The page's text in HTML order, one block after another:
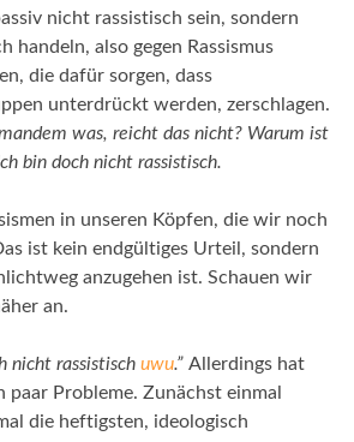
nicht rassistisch sein, sondern
handeln, also gegen Rassismus
die dafür sorgen, dass
unterdrückt werden, zerschlagen.
was, reicht das nicht? Warum ist
bin doch nicht rassistisch.
in unseren Köpfen, die wir noch
ist kein endgültiges Urteil, sondern
anzugehen ist. Schauen wir
an.
nicht rassistisch uwu.” Allerdings hat
paar Probleme. Zunächst einmal
die heftigsten, ideologisch